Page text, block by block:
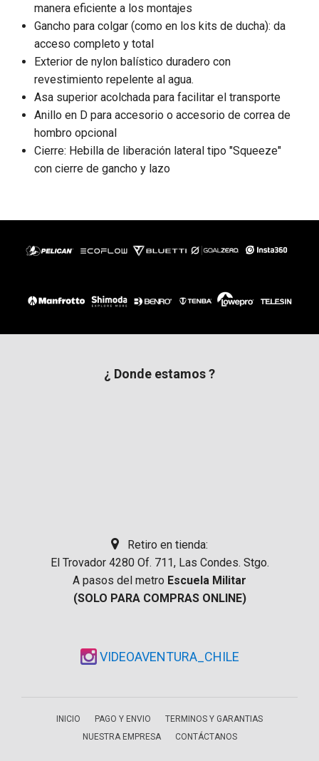
manera eficiente a los montajes
Gancho para colgar (como en los kits de ducha): da
acceso completo y total
Exterior de nylon balístico duradero con
revestimiento repelente al agua.
Asa superior acolchada para facilitar el transporte
Anillo en D para accesorio o accesorio de correa de
hombro opcional
Cierre: Hebilla de liberación lateral tipo "Squeeze"
con cierre de gancho y lazo
¿ Donde estamos ?
Retiro en tienda:
El Trovador 4280 Of. 711, Las Condes. Stgo.
A pasos del metro Escuela Militar
(SOLO PARA COMPRAS ONLINE)
VIDEOAVENTURA_CHILE
INICIO PAGO Y ENVIO
TERMINOS Y GARANTIAS
NUESTRA EMPRESA
CONTÁCTANOS